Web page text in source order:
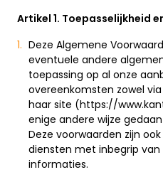
Artikel 1. Toepasselijkheid
Deze Algemene
eventuele andere
toepassing op al onze
overeenkomsten zowel
haar site (https://
enige andere wijze
Deze voorwaarden zijn
diensten met inbegrip
informaties.